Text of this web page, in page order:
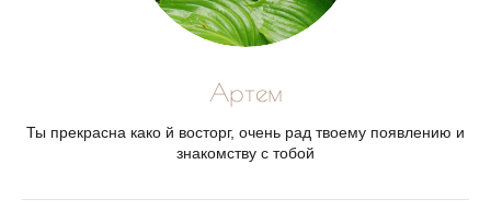
Артем
Ты прекрасна како й восторг, очень рад твоему появлению и
знакомству с тобой